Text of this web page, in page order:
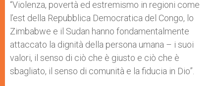
“Violenza, povertà ed estremismo in regioni come
l’est della Repubblica Democratica del Congo, lo
Zimbabwe e il Sudan hanno fondamentalmente
attaccato la dignità della persona umana – i suoi
valori, il senso di ciò che è giusto e ciò che è
sbagliato, il senso di comunità e la fiducia in Dio”.